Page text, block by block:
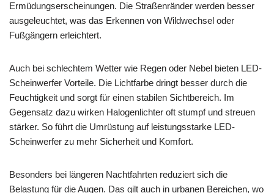
Ermüdungserscheinungen. Die Straßenränder werden besser
ausgeleuchtet, was das Erkennen von Wildwechsel oder
Fußgängern erleichtert.
Auch bei schlechtem Wetter wie Regen oder Nebel bieten LED-
Scheinwerfer Vorteile. Die Lichtfarbe dringt besser durch die
Feuchtigkeit und sorgt für einen stabilen Sichtbereich. Im
Gegensatz dazu wirken Halogenlichter oft stumpf und streuen
stärker. So führt die Umrüstung auf leistungsstarke LED-
Scheinwerfer zu mehr Sicherheit und Komfort.
Besonders bei längeren Nachtfahrten reduziert sich die
Belastung für die Augen. Das gilt auch in urbanen Bereichen, wo